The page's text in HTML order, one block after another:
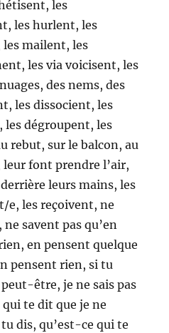
les
les hurlent, les
mailent, les
les via voicisent, les
des nems, des
les dissocient, les
dégroupent, les
rebut, sur le balcon, au
leur font prendre l’air,
leurs mains, les
e, les reçoivent, ne
savent pas qu’en
en pensent quelque
pensent rien, si tu
être, je ne sais pas
te dit que je ne
dis, qu’est-ce qui te